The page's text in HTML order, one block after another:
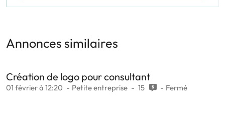
Annonces similaires
Création de logo pour consultant
01 février à 12:20 Petite entreprise 15 Fermé